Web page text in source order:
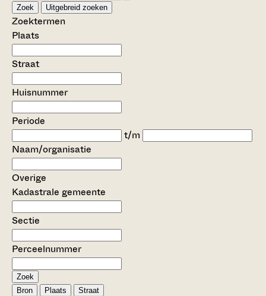
Zoek Uitgebreid zoeken
Zoektermen
Plaats
Straat
Huisnummer
Periode
t/m
Naam/organisatie
Overige
Kadastrale gemeente
Sectie
Perceelnummer
Zoek
Bron
Plaats Straat